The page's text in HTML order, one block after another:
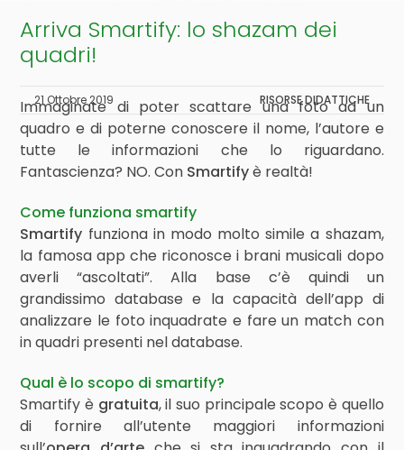
Arriva Smartify: lo shazam dei
quadri!
21 Ottobre 2019 RISORSE DIDATTICHE
Immaginate di poter scattare una foto ad un
quadro e di poterne conoscere il nome, l’autore e
tutte le informazioni che lo riguardano.
Fantascienza? NO. Con Smartifyè realtà!
Come funziona smartify
Smartify funziona in modo molto simile a shazam,
la famosa app che riconosce i brani musicali dopo
averli “ascoltati”. Alla base c’è quindi un
grandissimo database e la capacità dell’app di
analizzare le foto inquadrate e fare un match con
in quadri presenti nel database.
Qual è lo scopo di smartify?
Smartify è gratuita, il suo principale scopo è quello
di fornire all’utente maggiori informazioni